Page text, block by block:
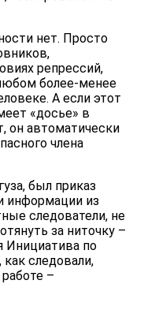
нет. Просто
репрессий,
более-менее
А если этот
«досье» в
он автоматически
члена
был приказ
информации из
следователи, не
за ниточку –
Инициатива по
следовали,
–